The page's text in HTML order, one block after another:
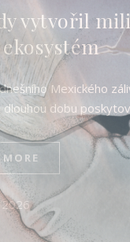
kladl
kritického období
nejničivějšího
252 miliony…
2026